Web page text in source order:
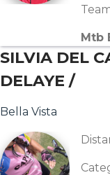
Mtb
SILVIA DEL
DELAYE /
Bella Vista